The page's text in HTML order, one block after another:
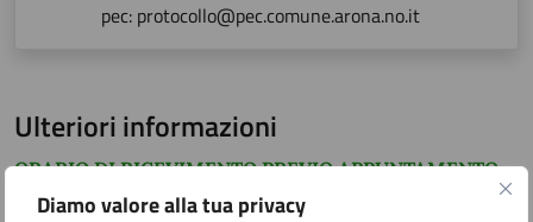
Diamo valore alla tua privacy
pec: protocollo@pec.comune.arona.no.it
Ulteriori informazioni
ORARIO DI RICEVIMENTO PREVIO APPUNTAMENTO:
Lunedì, Mercoledì, Venerdì 9:30 - 12:30